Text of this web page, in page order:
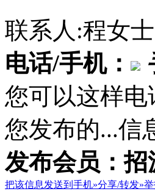
联系人:程女士
电话/手机：
您可以这样
您发布的...信
发布会员：招
把该信息发送到手机»分享/转发»